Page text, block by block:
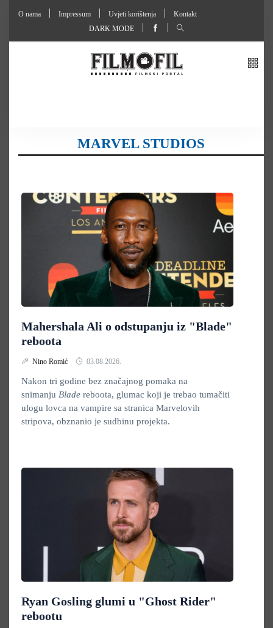
O nama Impressum Uvjeti korištenja
Kontakt
DARK MODE
MARVEL STUDIOS
Mahershala Ali o odstupanju iz "Blade"
reboota
Nino Romić 03.08.2026.
Nakon tri godine bez značajnog pomaka na
snimanju Blade reboota, glumac koji je trebao tumačiti
ulogu lovca na vampire sa stranica Marvelovih
stripova, obznanio je sudbinu projekta.
Ryan Gosling glumi u "Ghost Rider"
rebootu